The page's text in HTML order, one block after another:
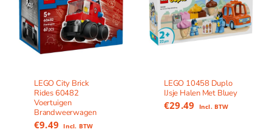
LEGO City Brick
Rides 60482
Voertuigen
Brandweerwagen
€9.49 Incl. BTW
LEGO 10458 Duplo
IJsje Halen Met Bluey
€29.49 Incl. BTW